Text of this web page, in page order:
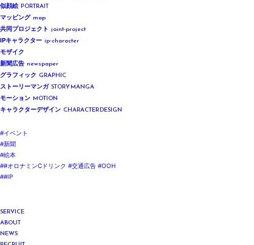
似顔絵 PORTRAIT
マッピング map
共同プロジェクト joint-project
IPキャラクター ip-character
モザイク
新聞広告 newspaper
グラフィック GRAPHIC
ストーリーマンガ STORY MANGA
モーション MOTION
キャラクターデザイン CHARACTER DESIGN
#イベント
#新聞
#絵本
##オロナミンCドリンク #交通広告 #OOH
##IP
SERVICE
ABOUT
NEWS